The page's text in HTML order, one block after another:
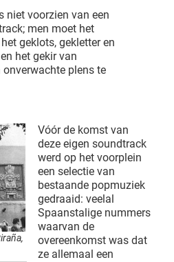
niet voorzien van een
men moet het
geklots, gekletter en
het gekir van
onverwachte plens te
Vóór de komst van
deze eigen soundtrack
werd op het voorplein
een selectie van
bestaande popmuziek
gedraaid: veelal
Spaanstalige nummers
waarvan de
overeenkomst was dat
ze allemaal een